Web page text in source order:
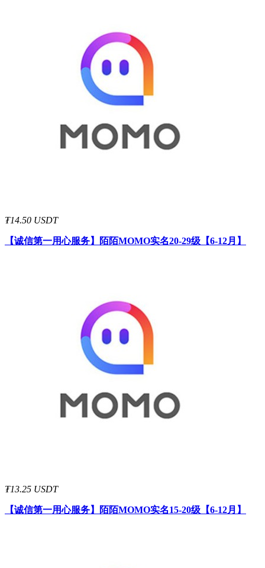
₮14.50 USDT
【诚信第一用心服务】 陌陌MOMO实名20-29级【6-12月】
₮13.25 USDT
【诚信第一用心服务】 陌陌MOMO实名15-20级【6-12月】